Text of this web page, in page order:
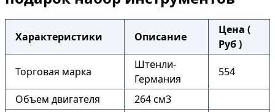
Характеристики Описание
Цена (
Руб )
Торговая марка
Штенли-
Германия
554
Объем двигателя
264 см3